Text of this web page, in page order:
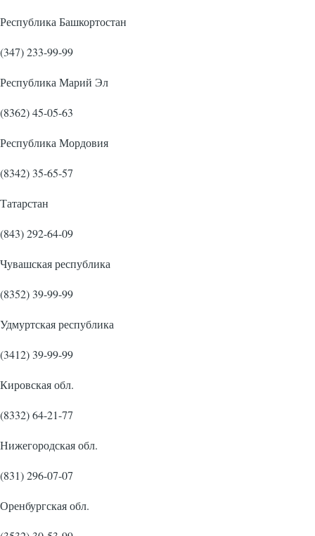
Республика Башкортостан
(347) 233-99-99
Республика Марий Эл
(8362) 45-05-63
Республика Мордовия
(8342) 35-65-57
Татарстан
(843) 292-64-09
Чувашская республика
(8352) 39-99-99
Удмуртская республика
(3412) 39-99-99
Кировская обл.
(8332) 64-21-77
Нижегородская обл.
(831) 296-07-07
Оренбургская обл.